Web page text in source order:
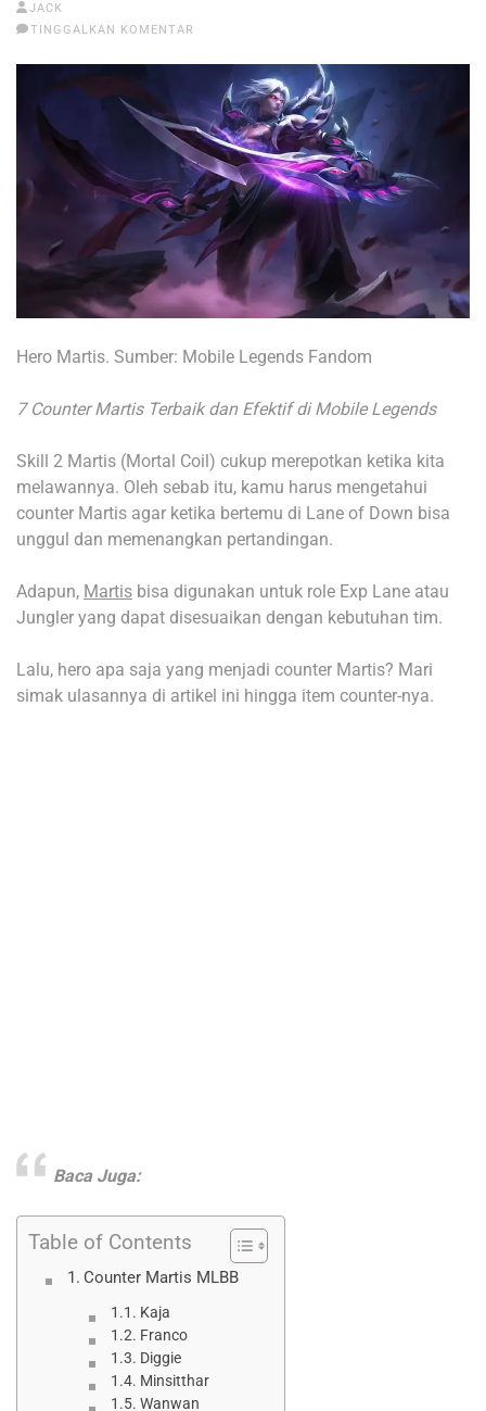
JACK
TINGGALKAN KOMENTAR
Hero Martis. Sumber: Mobile Legends Fandom
7 Counter Martis Terbaik dan Efektif di Mobile Legends
Skill 2 Martis (Mortal Coil) cukup merepotkan ketika kita
melawannya. Oleh sebab itu, kamu harus mengetahui
counter Martis agar ketika bertemu di Lane of Down bisa
unggul dan memenangkan pertandingan.
Adapun, Martis bisa digunakan untuk role Exp Lane atau
Jungler yang dapat disesuaikan dengan kebutuhan tim.
Lalu, hero apa saja yang menjadi counter Martis? Mari
simak ulasannya di artikel ini hingga item counter-nya.
Baca Juga:
Table of Contents
Counter Martis MLBB
Kaja
Franco
Diggie
Minsitthar
Wanwan